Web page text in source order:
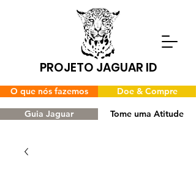
PROJETO JAGUAR ID
O que nós fazemos
Guia Jaguar Tome uma Atitude
Doe & Compre